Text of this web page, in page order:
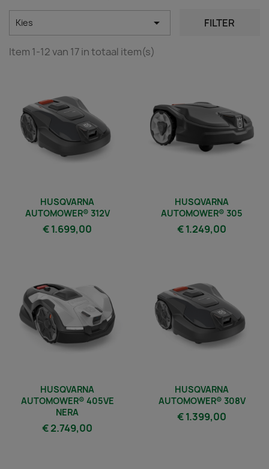
Kies  FILTER
Item 1-12 van 17 in totaal item(s)
HUSQVARNA
AUTOMOWER® 312V
€ 1.699,00
HUSQVARNA
AUTOMOWER® 305
€ 1.249,00
HUSQVARNA
AUTOMOWER® 405VE
NERA
€ 2.749,00
HUSQVARNA
AUTOMOWER® 308V
€ 1.399,00